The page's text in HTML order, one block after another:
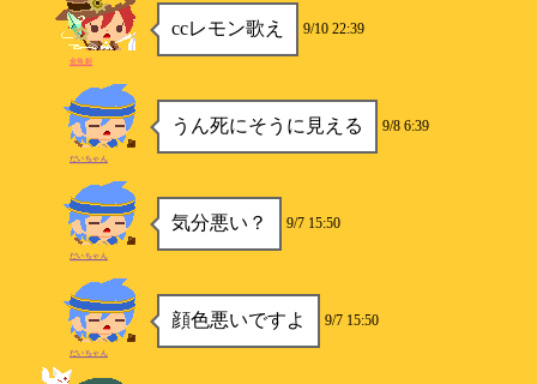
ccレモン歌え 9/10 22:39
金魚姫
うん死にそうに見える 9/8 6:39
だいちゃん
気分悪い？ 9/7 15:50
だいちゃん
顔色悪いですよ 9/7 15:50
だいちゃん